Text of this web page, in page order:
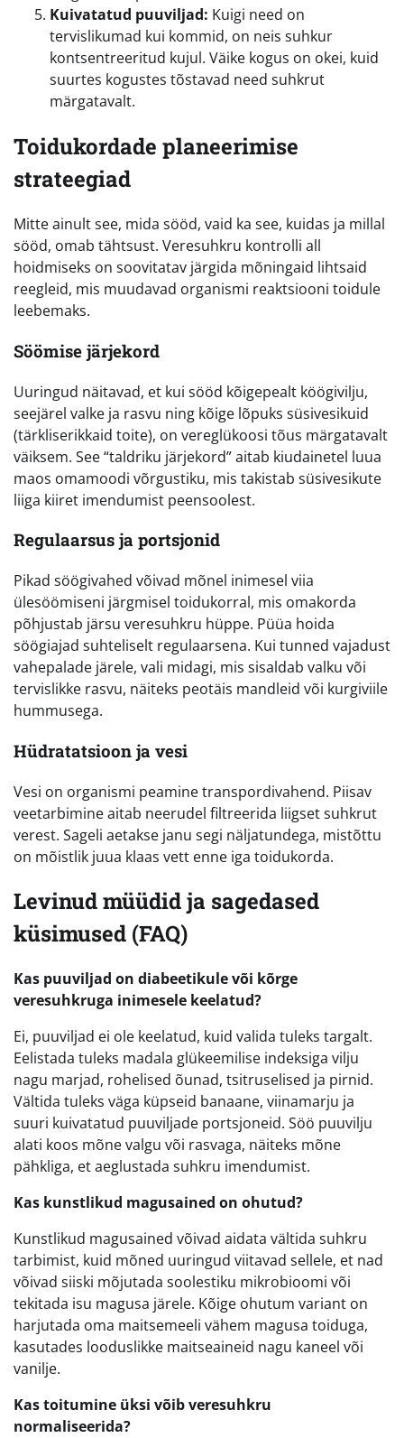
Kuivatatud puuviljad: Kuigi need on
tervislikumad kui kommid, on neis suhkur
kontsentreeritud kujul. Väike kogus on okei, kuid
suurtes kogustes tõstavad need suhkrut
märgatavalt.
Toidukordade planeerimise
strateegiad
Mitte ainult see, mida sööd, vaid ka see, kuidas ja millal
sööd, omab tähtsust. Veresuhkru kontrolli all
hoidmiseks on soovitatav järgida mõningaid lihtsaid
reegleid, mis muudavad organismi reaktsiooni toidule
leebemaks.
Söömise järjekord
Uuringud näitavad, et kui sööd kõigepealt köögivilju,
seejärel valke ja rasvu ning kõige lõpuks süsivesikuid
(tärkliserikkaid toite), on vereglükoosi tõus märgatavalt
väiksem. See “taldriku järjekord” aitab kiudainetel luua
maos omamoodi võrgustiku, mis takistab süsivesikute
liiga kiiret imendumist peensoolest.
Regulaarsus ja portsjonid
Pikad söögivahed võivad mõnel inimesel viia
ülesöömiseni järgmisel toidukorral, mis omakorda
põhjustab järsu veresuhkru hüppe. Püüa hoida
söögiajad suhteliselt regulaarsena. Kui tunned vajadust
vahepalade järele, vali midagi, mis sisaldab valku või
tervislikke rasvu, näiteks peotäis mandleid või kurgiviile
hummusega.
Hüdratatsioon ja vesi
Vesi on organismi peamine transpordivahend. Piisav
veetarbimine aitab neerudel filtreerida liigset suhkrut
verest. Sageli aetakse janu segi näljatundega, mistõttu
on mõistlik juua klaas vett enne iga toidukorda.
Levinud müüdid ja sagedased
küsimused (FAQ)
Kas puuviljad on diabeetikule või kõrge
veresuhkruga inimesele keelatud?
Ei, puuviljad ei ole keelatud, kuid valida tuleks targalt.
Eelistada tuleks madala glükeemilise indeksiga vilju
nagu marjad, rohelised õunad, tsitruselised ja pirnid.
Vältida tuleks väga küpseid banaane, viinamarju ja
suuri kuivatatud puuviljade portsjoneid. Söö puuvilju
alati koos mõne valgu või rasvaga, näiteks mõne
pähkliga, et aeglustada suhkru imendumist.
Kas kunstlikud magusained on ohutud?
Kunstlikud magusained võivad aidata vältida suhkru
tarbimist, kuid mõned uuringud viitavad sellele, et nad
võivad siiski mõjutada soolestiku mikrobioomi või
tekitada isu magusa järele. Kõige ohutum variant on
harjutada oma maitsemeeli vähem magusa toiduga,
kasutades looduslikke maitseaineid nagu kaneel või
vanilje.
Kas toitumine üksi võib veresuhkru
normaliseerida?